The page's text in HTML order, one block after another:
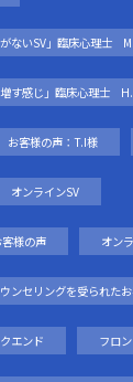
がないSV」臨床心理士
増す感じ」臨床心理士
お客様の声：T.I様
オンラインSV
様の声 オン
ンセリングを受られた
エンド フロ